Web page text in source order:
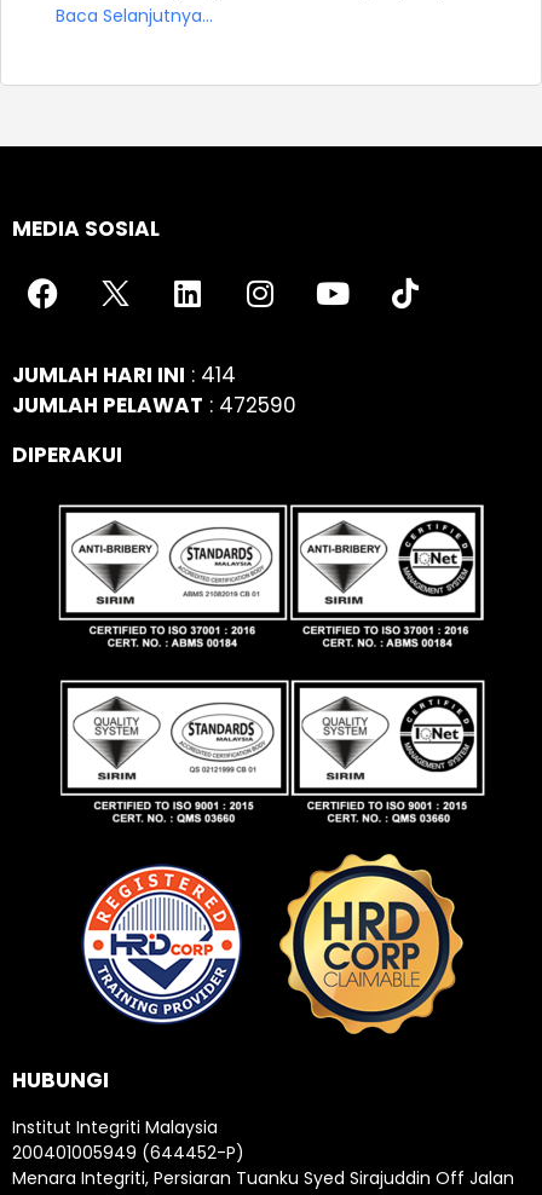
Baca Selanjutnya...
MEDIA SOSIAL
JUMLAH HARI INI : 414
JUMLAH PELAWAT : 472590
DIPERAKUI
HUBUNGI
Institut Integriti Malaysia
200401005949 (644452-P)
Menara Integriti, Persiaran Tuanku Syed Sirajuddin Off Jalan